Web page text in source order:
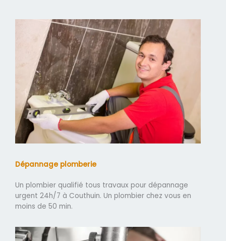
Dépannage plomberie
Un plombier qualifié tous travaux pour dépannage
urgent 24h/7 à Couthuin. Un plombier chez vous en
moins de 50 min.